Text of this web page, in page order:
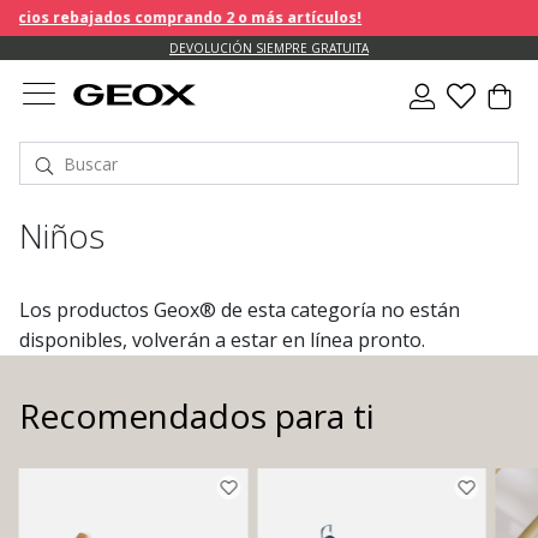
rebajados comprando 2 o más artículos!
DEVOLUCIÓN SIEMPRE GRATUITA
Niños
Los productos Geox® de esta categoría no están
disponibles, volverán a estar en línea pronto.
Recomendados para ti